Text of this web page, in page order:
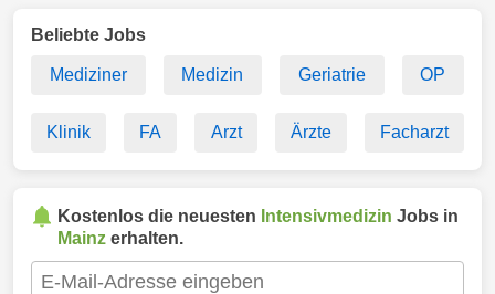
Beliebte Jobs
Mediziner Medizin Geriatrie OP
Klinik FA Arzt Ärzte Facharzt
Kostenlos die neuesten Intensivmedizin Jobs in
Mainz erhalten.